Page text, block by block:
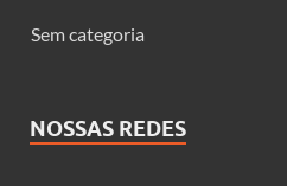
Sem categoria
NOSSAS REDES